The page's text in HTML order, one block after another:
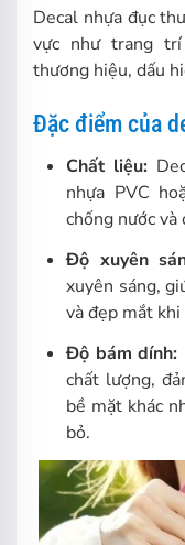
Decal nhựa đục
vực như trang
thương hiệu, dấu
Đặc điểm của
Chất liệu:
nhựa PVC
chống nước
Độ xuyên
xuyên sáng,
và đẹp mắt
Độ bám dính:
chất lượng,
bề mặt khác
bỏ.